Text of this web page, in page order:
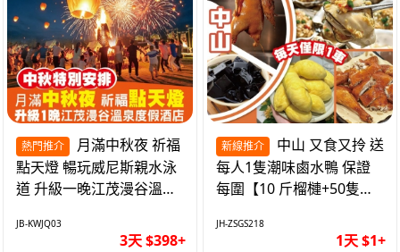
熱門推介
點天燈 暢玩威尼斯親水泳
道 升級一晚江茂漫谷溫泉
純玩3天
JB-KWJQ03
3天 $398+
新線推介
每人1隻潮味鹵水鴨 保證
每圍【10 斤榴槤+50隻湛
1天
JH-ZSGS218
1天 $1+